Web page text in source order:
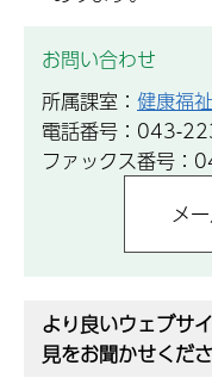
お問い合わせ
所属課室： 健康福
電話番号：043-
ファックス番号
より良いウェブサ
見をお聞かせくだ